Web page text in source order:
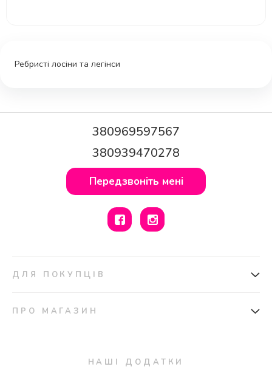
Ребристі лосіни та легінси
380969597567
380939470278
Передзвоніть мені
ДЛЯ ПОКУПЦІВ
Оплата частинами та кредит
ПРО МАГАЗИН
Запитання та відповідіНАШІ ДОДАТКИ